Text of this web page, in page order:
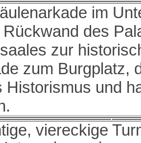
im
des
zur
zum Burgplatz,
Historismus und
viereckige